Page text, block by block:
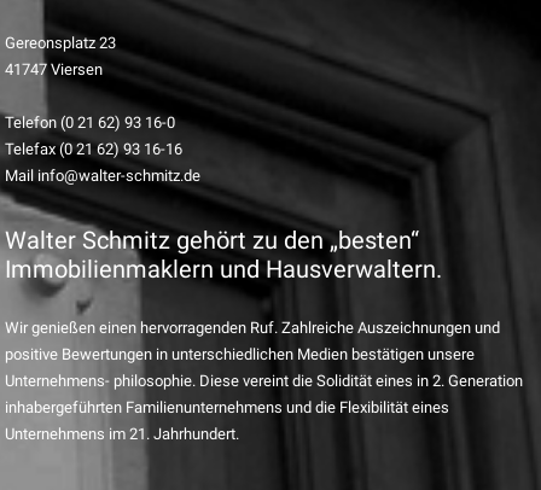
Gereonsplatz 23
41747 Viersen
Telefon (0 21 62) 93 16-0
Telefax (0 21 62) 93 16-16
Mail info@walter-schmitz.de
Walter Schmitz gehört zu den „besten“
Immobilienmaklern und Hausverwaltern.
Wir genießen einen hervorragenden Ruf. Zahlreiche Auszeichnungen und
positive Bewertungen in unterschiedlichen Medien bestätigen unsere
Unternehmens- philosophie. Diese vereint die Solidität eines in 2. Generation
inhabergeführten Familienunternehmens und die Flexibilität eines
Unternehmens im 21. Jahrhundert.